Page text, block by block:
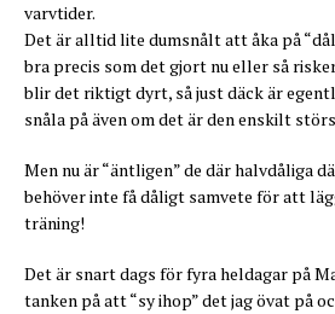
varvtider.
Det är alltid lite dumsnålt att åka på
bra precis som det gjort nu eller så
blir det riktigt dyrt, så just däck är
snåla på även om det är den enskilt
Men nu är “äntligen” de där halvdåliga
behöver inte få dåligt samvete för att
träning!
Det är snart dags för fyra heldagar på
tanken på att “sy ihop” det jag övat på